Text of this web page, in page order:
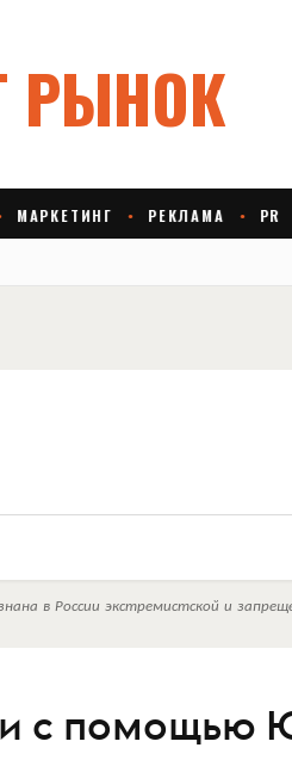
в России экстремистской и
с помощью